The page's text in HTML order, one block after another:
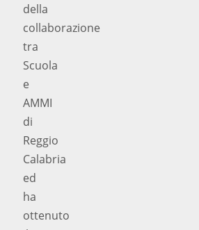
della
collaborazione
tra
Scuola
e
AMMI
di
Reggio
Calabria
ed
ha
ottenuto